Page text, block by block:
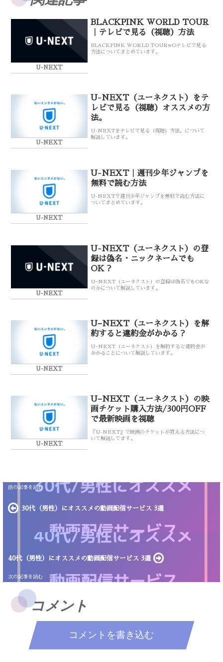
U-NEXT
BLACKPINK WORLD TOUR
｜テレビで見る（視聴）方法
BLACKPINK WORLD TOURwOテレビで見る
方法についてまとめています。
U-NEXT
U-NEXT（ユーネクスト）をテ
レビで見る（視聴）オススメの方
法。
U-NEXTをテレビで見る（視聴）方法。について
解説しています。
U-NEXT
U-NEXT｜週刊少年ジャンプを
無料で読む方法
U-NEXTで週刊少年ジャンプを無料で読む方法に
ついてまとめています。
U-NEXT
U-NEXT（ユーネクスト）の登
録は偽名・ニックネームでも
OK？
U−NEXT（ユーネクスト）の登録は偽名でもOKな
のかについて解説しています。
U-NEXT
U−NEXT（ユーネクスト）を解
約すると違約金がかかる？
U−NEXT（ユーネクスト）を解約すると違約金が
かかることについて解説しています。
U-NEXT
U−NEXT（ユーネクスト）の映
画チケット購入方法/300円OFF
で最新映画を視聴
『U-NEXT』で映画のチケットが買える方法につ
いて解説してます。
30代（男性）にオススメの動画配信サービス 3選
40代（男性）にオススメの動画配信サービス 3選
コメント
コメントを書き込む